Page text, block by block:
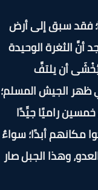
سبق إلى أرض
الثغرة الوحيدة
أن يلتفَّ
الجيش المسلم؛
راميًا جيِّدًا
مكانهم أبدًا؛ سواءٌ
وهذا الجبل صار